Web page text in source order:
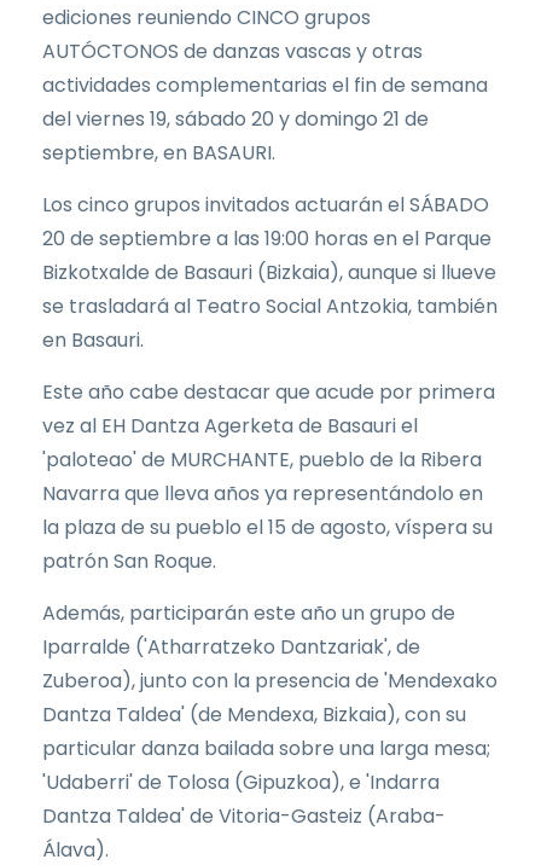
ediciones reuniendo CINCO grupos
AUTÓCTONOS de danzas vascas y otras
actividades complementarias el fin de semana
del viernes 19, sábado 20 y domingo 21 de
septiembre, en BASAURI.
Los cinco grupos invitados actuarán el SÁBADO
20 de septiembre a las 19:00 horas en el Parque
Bizkotxalde de Basauri (Bizkaia), aunque si llueve
se trasladará al Teatro Social Antzokia, también
en Basauri.
Este año cabe destacar que acude por primera
vez al EH Dantza Agerketa de Basauri el
'paloteao' de MURCHANTE, pueblo de la Ribera
Navarra que lleva años ya representándolo en
la plaza de su pueblo el 15 de agosto, víspera su
patrón San Roque.
Además, participarán este año un grupo de
Iparralde ('Atharratzeko Dantzariak', de
Zuberoa), junto con la presencia de 'Mendexako
Dantza Taldea' (de Mendexa, Bizkaia), con su
particular danza bailada sobre una larga mesa;
'Udaberri' de Tolosa (Gipuzkoa), e 'Indarra
Dantza Taldea' de Vitoria-Gasteiz (Araba-
Álava).